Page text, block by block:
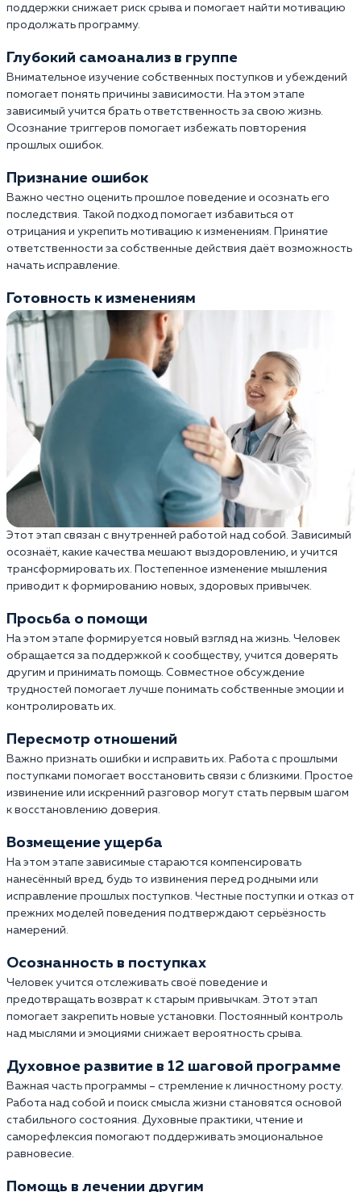
поддержки снижает риск срыва и помогает найти мотивацию
продолжать программу.
Глубокий самоанализ в группе
Внимательное изучение собственных поступков и убеждений
помогает понять причины зависимости. На этом этапе
зависимый учится брать ответственность за свою жизнь.
Осознание триггеров помогает избежать повторения
прошлых ошибок.
Признание ошибок
Важно честно оценить прошлое поведение и осознать его
последствия. Такой подход помогает избавиться от
отрицания и укрепить мотивацию к изменениям. Принятие
ответственности за собственные действия даёт возможность
начать исправление.
Готовность к изменениям
Этот этап связан с внутренней работой над собой. Зависимый
осознаёт, какие качества мешают выздоровлению, и учится
трансформировать их. Постепенное изменение мышления
приводит к формированию новых, здоровых привычек.
Просьба о помощи
На этом этапе формируется новый взгляд на жизнь. Человек
обращается за поддержкой к сообществу, учится доверять
другим и принимать помощь. Совместное обсуждение
трудностей помогает лучше понимать собственные эмоции и
контролировать их.
Пересмотр отношений
Важно признать ошибки и исправить их. Работа с прошлыми
поступками помогает восстановить связи с близкими. Простое
извинение или искренний разговор могут стать первым шагом
к восстановлению доверия.
Возмещение ущерба
На этом этапе зависимые стараются компенсировать
нанесённый вред, будь то извинения перед родными или
исправление прошлых поступков. Честные поступки и отказ от
прежних моделей поведения подтверждают серьёзность
намерений.
Осознанность в поступках
Человек учится отслеживать своё поведение и
предотвращать возврат к старым привычкам. Этот этап
помогает закрепить новые установки. Постоянный контроль
над мыслями и эмоциями снижает вероятность срыва.
Духовное развитие в 12 шаговой программе
Важная часть программы – стремление к личностному росту.
Работа над собой и поиск смысла жизни становятся основой
стабильного состояния. Духовные практики, чтение и
саморефлексия помогают поддерживать эмоциональное
равновесие.
Помощь в лечении другим